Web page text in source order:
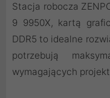
Stacja robocza
9 9950X, kartą
DDR5 to idealne
potrzebują
wymagających